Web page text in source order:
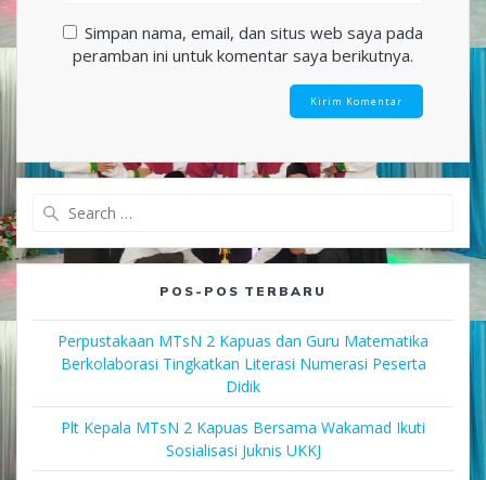
Simpan nama, email, dan situs web saya pada
peramban ini untuk komentar saya berikutnya.
POS-POS TERBARU
Perpustakaan MTsN 2 Kapuas dan Guru Matematika
Berkolaborasi Tingkatkan Literasi Numerasi Peserta
Didik
Plt Kepala MTsN 2 Kapuas Bersama Wakamad Ikuti
Sosialisasi Juknis UKKJ